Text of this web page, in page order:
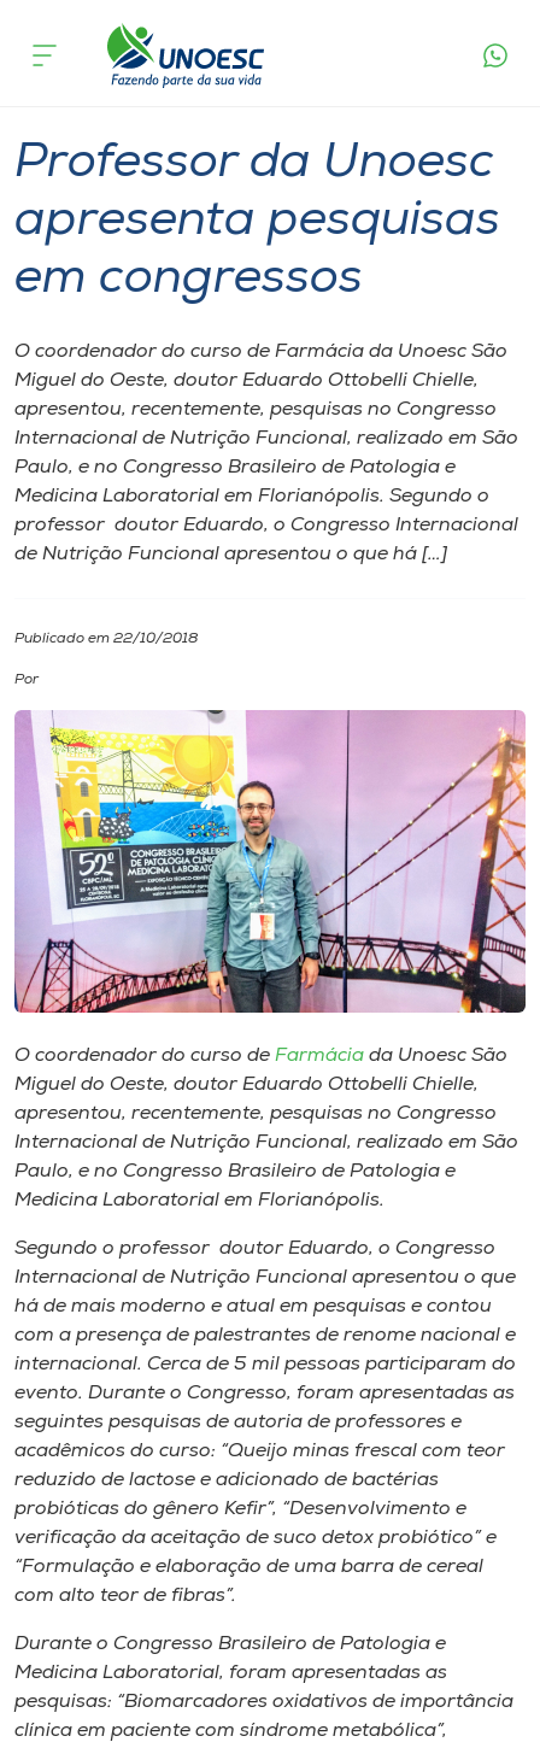
Cursos
Atendimento ao Estudante
Portal de Ensino
A
Internacionalização
Cultura
CPA
Biblioteca
Editora
Museu
Unoesc
Store
Selecione
o idioma
A+
acontece
Professor da Unoesc
apresenta pesquisas
em congressos
O coordenador do curso de Farmácia da Unoesc São
Miguel do Oeste, doutor Eduardo Ottobelli Chielle,
apresentou, recentemente, pesquisas no Congresso
Internacional de Nutrição Funcional, realizado em São
Paulo, e no Congresso Brasileiro de Patologia e
Medicina Laboratorial em Florianópolis. Segundo o
professor doutor Eduardo, o Congresso Internacional
de Nutrição Funcional apresentou o que há […]
Publicado em 22/10/2018
Por
O coordenador do curso de Farmácia da Unoesc São
Miguel do Oeste, doutor Eduardo Ottobelli Chielle,
apresentou, recentemente, pesquisas no Congresso
Internacional de Nutrição Funcional, realizado em São
Paulo, e no Congresso Brasileiro de Patologia e
Medicina Laboratorial em Florianópolis.
Segundo o professor doutor Eduardo, o Congresso
Internacional de Nutrição Funcional apresentou o que
há de mais moderno e atual em pesquisas e contou
com a presença de palestrantes de renome nacional e
internacional. Cerca de 5 mil pessoas participaram do
evento. Durante o Congresso, foram apresentadas as
seguintes pesquisas de autoria de professores e
acadêmicos do curso: “Queijo minas frescal com teor
reduzido de lactose e adicionado de bactérias
probióticas do gênero Kefir”, “Desenvolvimento e
verificação da aceitação de suco detox probiótico” e
“Formulação e elaboração de uma barra de cereal
com alto teor de fibras”.
Durante o Congresso Brasileiro de Patologia e
Medicina Laboratorial, foram apresentadas as
pesquisas: “Biomarcadores oxidativos de importância
clínica em paciente com síndrome metabólica”,